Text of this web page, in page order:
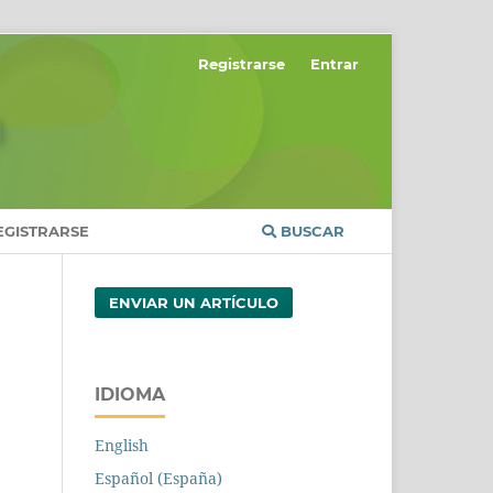
BUSCAR
Registrarse Entrar
ENVIAR UN ARTÍCULO
IDIOMA
English
Español (España)